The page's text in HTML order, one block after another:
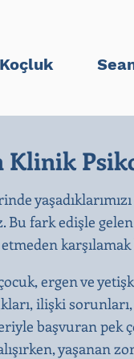
Koçluk
Klinik
Bu fark edişle
ergen ve
ilişki
başvuran pek
yaşanan